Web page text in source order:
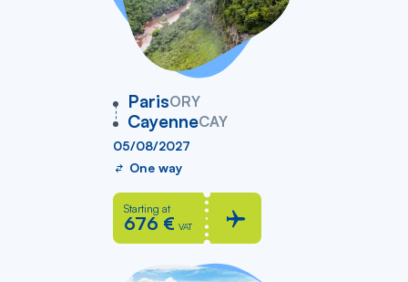
ParisORY
vers
CayenneCAY
05/08/2027
One way
Starting at
676 € VAT